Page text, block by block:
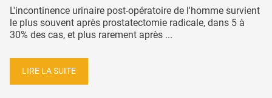
L'incontinence urinaire post-opératoire de l'homme survient
le plus souvent après prostatectomie radicale, dans 5 à
30% des cas, et plus rarement après ...
LIRE LA SUITE